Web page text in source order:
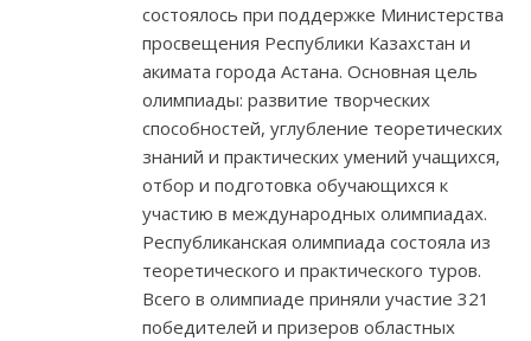
состоялось при поддержке Министерства
просвещения Республики Казахстан и
акимата города Астана. Основная цель
олимпиады: развитие творческих
способностей, углубление теоретических
знаний и практических умений учащихся,
отбор и подготовка обучающихся к
участию в международных олимпиадах.
Республиканская олимпиада состояла из
теоретического и практического туров.
Всего в олимпиаде приняли участие 321
победителей и призеров областных